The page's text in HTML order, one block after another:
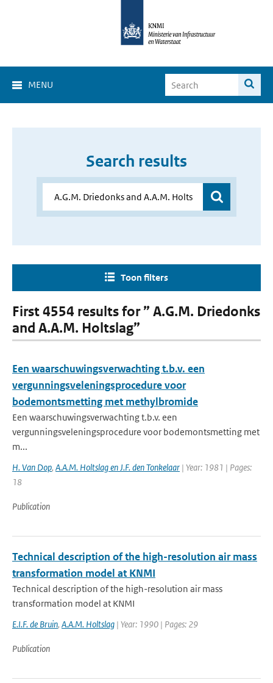
MENU
Search results
Toon filters
First 4554 results for ” A.G.M. Driedonks
and A.A.M. Holtslag”
Een waarschuwingsverwachting t.b.v. een
vergunningsveleningsprocedure voor
bodemontsmetting met methylbromide
Een waarschuwingsverwachting t.b.v. een
vergunningsveleningsprocedure voor bodemontsmetting met
m...
H. Van Dop, A.A.M. Holtslag en J.F. den Tonkelaar | Year: 1981 | Pages:
18
Publication
Technical description of the high-resolution air mass
transformation model at KNMI
Technical description of the high-resolution air mass
transformation model at KNMI
E.I.F. de Bruin, A.A.M. Holtslag | Year: 1990 | Pages: 29
Publication